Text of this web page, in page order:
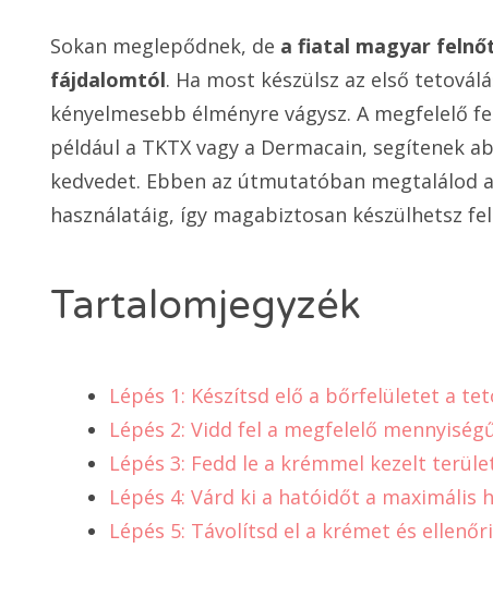
Sokan meglepődnek, de a fiatal magyar
fájdalomtól. Ha most készülsz az első
kényelmesebb élményre vágysz. A megfelelő
például a TKTX vagy a Dermacain, segítenek
kedvedet. Ebben az útmutatóban megtalálod
használatáig, így magabiztosan készülhetsz
Tartalomjegyzék
Lépés 1: Készítsd elő a bőrfelületet a
Lépés 2: Vidd fel a megfelelő
Lépés 3: Fedd le a krémmel kezelt
Lépés 4: Várd ki a hatóidőt a maximális
Lépés 5: Távolítsd el a krémet és